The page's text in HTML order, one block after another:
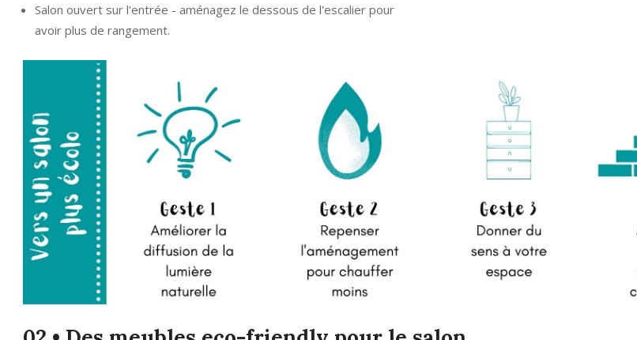
Salon ouvert sur l'entrée - aménagez le dessous de l'escalier pour
avoir plus de rangement.